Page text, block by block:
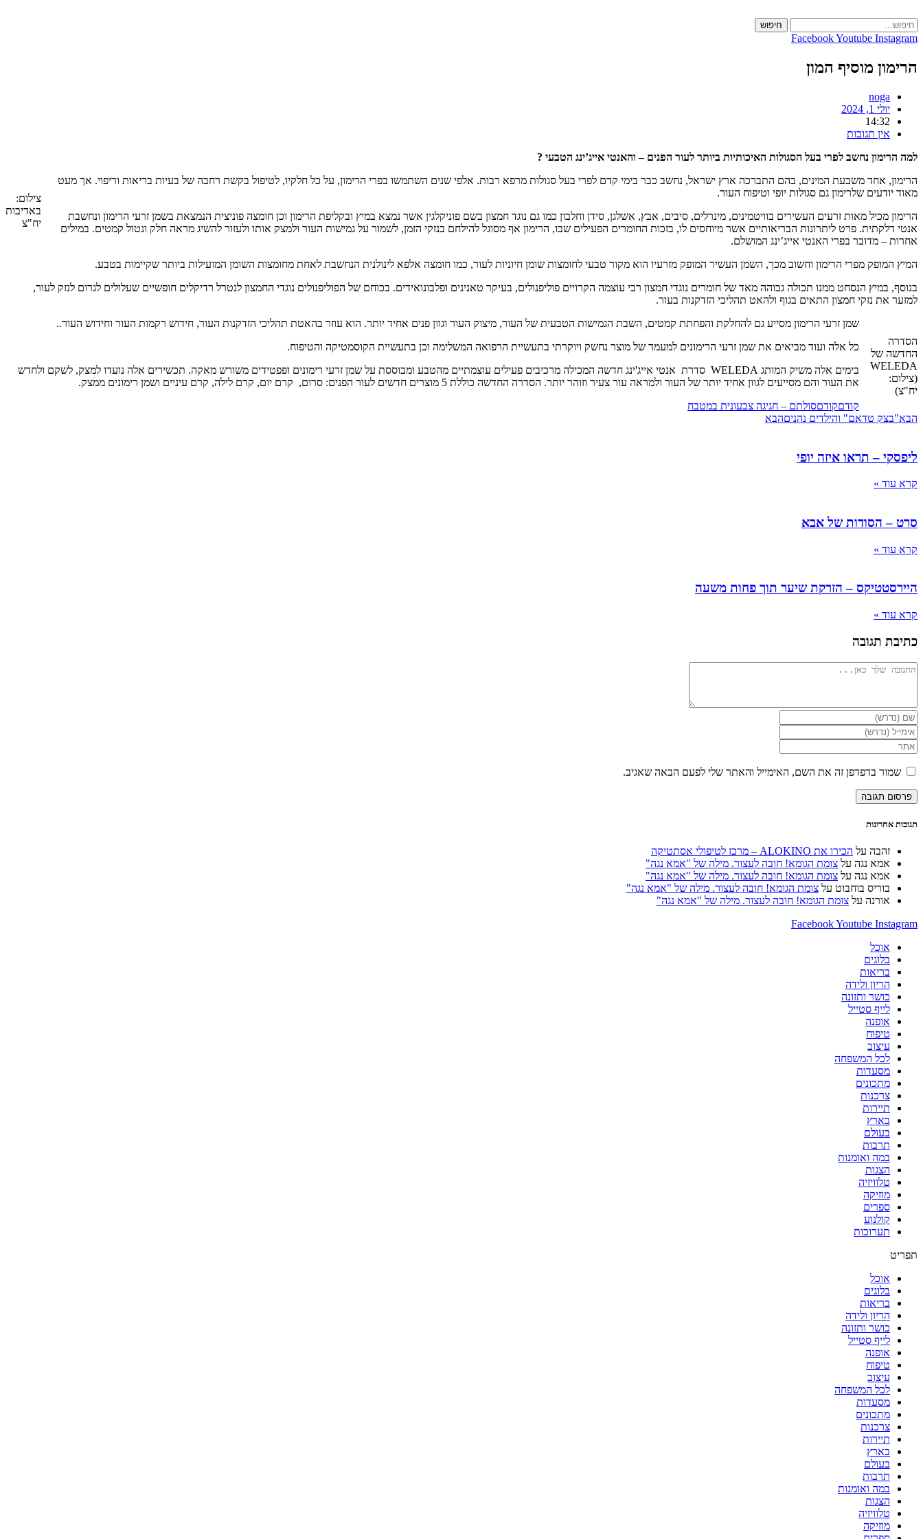
to
content
חיפוש
FacebookYoutube Instagram
הרימון מוסיף המון
noga
יולי 1, 2024
14:32
אין תגובות
למה הרימון נחשב לפרי בעל הסגולות האיכותיות ביותר לעור הפנים – והאנטי אייג’ינג הטבעי ?
צילום:
באדיבות
יח"צ
הרימון, אחד משבעת המינים, בהם התברכה ארץ ישראל, נחשב כבר בימי קדם לפרי בעל סגולות מרפא רבות. אלפי שנים השתמשו בפרי הרימון, על כל חלקיו, לטיפול בקשת רחבה של בעיות בריאות וריפוי. אך מעט
מאוד יודעים שלרימון גם סגולות יופי וטיפוח העור.
הרימון מכיל מאות זרעים העשירים בוויטמינים, מינרלים, סיבים, אבץ, אשלגן, סידן וחלבון כמו גם נוגד חמצון בשם פוניקלגין אשר נמצא במיץ ובקליפת הרימון וכן חומצה פוניצית הנמצאת בשמן זרעי הרימון ונחשבת
אנטי דלקתית. פרט ליתרונות הבריאותיים אשר מיוחסים לו, בזכות החומרים הפעילים שבו, הרימון אף מסוגל להילחם בנזקי הזמן, לשמור על גמישות העור ולמצק אותו ולעזור להשיג מראה חלק ונטול קמטים. במילים
אחרות – מדובר בפרי האנטי אייג’ינג המושלם.
המיץ המופק מפרי הרימון וחשוב מכך, השמן העשיר המופק מזרעיו הוא מקור טבעי לחומצות שומן חיוניות לעור, כמו חומצה אלפא לינולנית הנחשבת לאחת מחומצות השומן המועילות ביותר שקיימות בטבע.
בנוסף, במיץ הנסחט ממנו תכולה גבוהה מאד של חומרים נוגדי חמצון רבי עוצמה הקרויים פוליפנולים, בעיקר טאנינים ופלבונואידים. בכוחם של הפוליפנולים נוגדי החמצון לנטרל רדיקלים חופשיים שעלולים לגרום לנזק לעור,
למזער את נזקי חמצון התאים בגוף ולהאט תהליכי הזדקנות בעור.
הסדרה
החדשה של
WELEDA
(צילום:
יח"צ)
שמן זרעי הרימון מסייע גם להחלקת והפחתת קמטים, השבת הגמישות הטבעית של העור, מיצוק העור וגוון פנים אחיד יותר. הוא עוזר בהאטת תהליכי הזדקנות העור, חידוש רקמות העור וחידוש העור..
כל אלה ועוד מביאים את שמן זרעי הרימונים למעמד של מוצר נחשק ויוקרתי בתעשיית הרפואה המשלימה וכן בתעשיית הקוסמטיקה והטיפוח.
בימים אלה משיק המותג WELEDA סדרת אנטי אייג'ינג חדשה המכילה מרכיבים פעילים עוצמתיים מהטבע ומבוססת על שמן זרעי רימונים ופפטידים משורש מאקה. תכשירים אלה נועדו למצק, לשקם ולחדש
את העור והם מסייעים לגוון אחיד יותר של העור ולמראה עור צעיר וזוהר יותר. הסדרה החדשה כוללת 5 מוצרים חדשים לעור הפנים: סרום, קרם יום, קרם לילה, קרם עיניים ושמן רימונים ממצק.
קודםקודםסולתם – חגיגה צבעונית במטבח
הבא"בצק טדאם" והילדים נהניםהבא
ליפסקי – תראו איזה יופי
קרא עוד »
סרט – הסודות של אבא
קרא עוד »
היירסטטיקס – הזרקת שיער תוך פחות משעה
קרא עוד »
כתיבת תגובה
להגיב
הזן
את
השם
שלך
או
שם
משתמש
כדי
הזן
את
כתובת
דואר
האלקטרוני
שלך
כדי
הזן
את
כתובת
האינטרנט
שלך
שמור בדפדפן זה את השם, האימייל והאתר שלי לפעם הבאה שאגיב.
תגובות אחרונות
זהבה על הכירו את ALOKINO – מרכז לטיפולי אסתטיקה
אמא נגה על צומת הגומא! חובה לעצור. מילה של "אמא נגה"
אמא נגה על צומת הגומא! חובה לעצור. מילה של "אמא נגה"
בוריס בוחבוט על צומת הגומא! חובה לעצור. מילה של "אמא נגה"
אורנה על צומת הגומא! חובה לעצור. מילה של "אמא נגה"
FacebookYoutube Instagram
אוכל
בלוגים
בריאות
הריון ולידה
כושר ותזונה
לייף סטייל
אופנה
טיפוח
עיצוב
לכל המשפחה
מסעדות
מתכונים
צרכנות
תיירות
בארץ
בעולם
תרבות
במה ואומנות
הצגות
טלוויזיה
מוזיקה
ספרים
קולנוע
תערוכות
תפריט
אוכל
בלוגים
בריאות
הריון ולידה
כושר ותזונה
לייף סטייל
אופנה
טיפוח
עיצוב
לכל המשפחה
מסעדות
מתכונים
צרכנות
תיירות
בארץ
בעולם
תרבות
במה ואומנות
הצגות
טלוויזיה
מוזיקה